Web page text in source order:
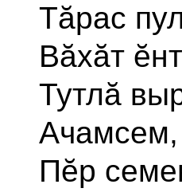
Тăрас
Вăхăт
Тутлă
Пĕр